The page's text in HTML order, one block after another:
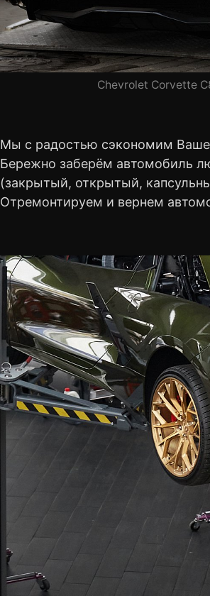
Chevrolet Corvette
Мы с радостью сэкономим
Бережно заберём автомобиль
(закрытый, открытый,
Отремонтируем и вернем